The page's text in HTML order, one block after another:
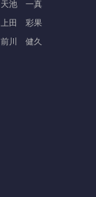
天池 一真
上田 彩果
前川 健久